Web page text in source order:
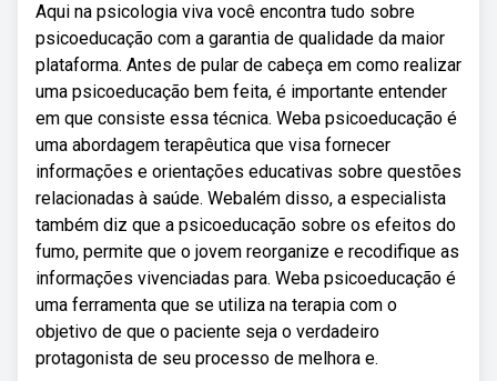
Aqui na psicologia viva você encontra tudo sobre
psicoeducação com a garantia de qualidade da maior
plataforma. Antes de pular de cabeça em como realizar
uma psicoeducação bem feita, é importante entender
em que consiste essa técnica. Weba psicoeducação é
uma abordagem terapêutica que visa fornecer
informações e orientações educativas sobre questões
relacionadas à saúde. Webalém disso, a especialista
também diz que a psicoeducação sobre os efeitos do
fumo, permite que o jovem reorganize e recodifique as
informações vivenciadas para. Weba psicoeducação é
uma ferramenta que se utiliza na terapia com o
objetivo de que o paciente seja o verdadeiro
protagonista de seu processo de melhora e.